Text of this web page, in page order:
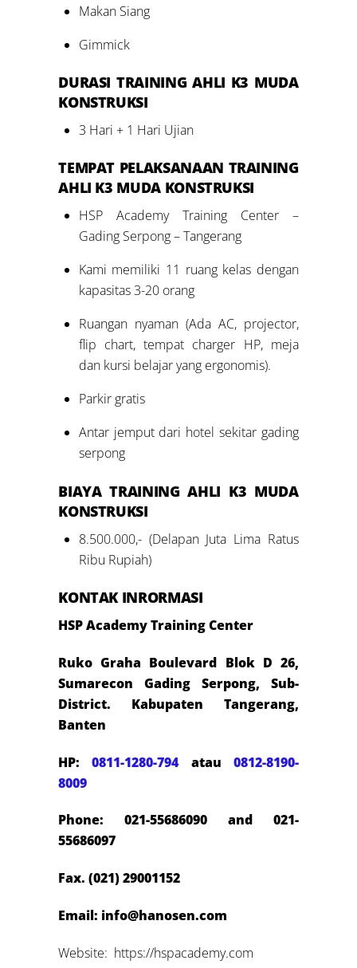
Makan Siang
Gimmick
DURASI TRAININGAHLI K3 MUDA
KONSTRUKSI
3 Hari + 1 Hari Ujian
TEMPAT PELAKSANAAN TRAINING
AHLI K3 MUDA KONSTRUKSI
HSP Academy Training Center –
Gading Serpong – Tangerang
Kami memiliki 11 ruang kelas dengan
kapasitas 3-20 orang
Ruangan nyaman (Ada AC, projector,
flip chart, tempat charger HP, meja
dan kursi belajar yang ergonomis).
Parkir gratis
Antar jemput dari hotel sekitar gading
serpong
BIAYATRAININGAHLI K3 MUDA
KONSTRUKSI
8.500.000,- (Delapan Juta Lima Ratus
Ribu Rupiah)
KONTAK INRORMASI
HSP Academy Training Center
Ruko Graha Boulevard Blok D 26,
Sumarecon Gading Serpong, Sub-
District. Kabupaten Tangerang,
Banten
HP:0811-1280-794atau 0812-8190-
8009
Phone: 021-55686090 and 021-
55686097
Fax. (021) 29001152
Email: info@hanosen.com
Website: https://hspacademy.com